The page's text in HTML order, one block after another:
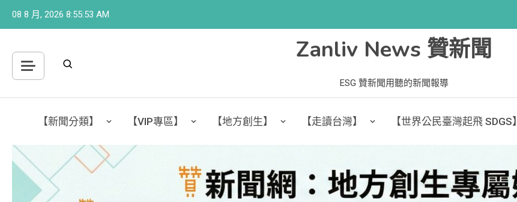
08 8 月, 2026 8:55:55 AM
Zanliv News 贊新聞
ESG 贊新聞用聽的新聞報導
【新聞分類】 【VIP專區】 【地方創生】 【走讀台灣】 【世界公民臺灣起飛 SDGS】